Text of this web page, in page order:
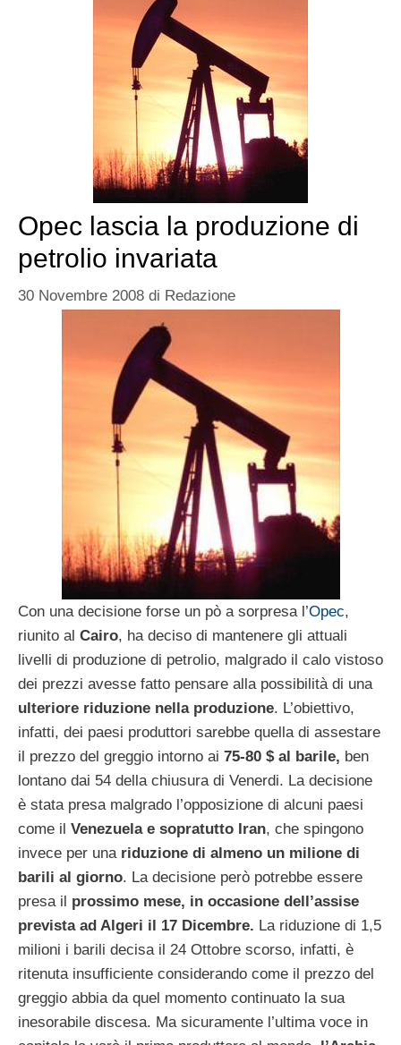
Opec lascia la produzione di
petrolio invariata
30 Novembre 2008 di Redazione
Con una decisione forse un pò a sorpresa l’Opec,
riunito al Cairo, ha deciso di mantenere gli attuali
livelli di produzione di petrolio, malgrado il calo vistoso
dei prezzi avesse fatto pensare alla possibilità di una
ulteriore riduzione nella produzione. L’obiettivo,
infatti, dei paesi produttori sarebbe quella di assestare
il prezzo del greggio intorno ai 75-80 $ al barile, ben
lontano dai 54 della chiusura di Venerdi. La decisione
è stata presa malgrado l’opposizione di alcuni paesi
come il Venezuela e sopratutto Iran, che spingono
invece per una riduzione di almeno un milione di
barili al giorno. La decisione però potrebbe essere
presa il prossimo mese, in occasione dell’assise
prevista ad Algeri il 17 Dicembre. La riduzione di 1,5
milioni i barili decisa il 24 Ottobre scorso, infatti, è
ritenuta insufficiente considerando come il prezzo del
greggio abbia da quel momento continuato la sua
inesorabile discesa. Ma sicuramente l’ultima voce in